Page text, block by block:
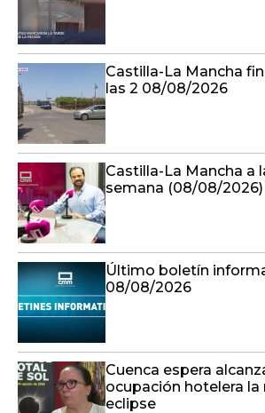
Castilla-La Mancha
las 2 08/08/2026
Castilla-La Mancha a
semana (08/08/2026)
Último boletín
08/08/2026
Cuenca espera
ocupación hotelera la
eclipse